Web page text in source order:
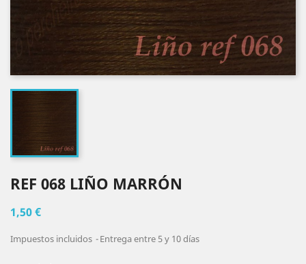
REF 068 LIÑO MARRÓN
1,50 €
Impuestos incluidos Entrega entre 5 y 10 días